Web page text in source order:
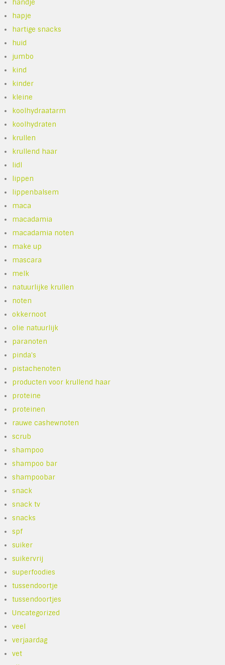
handje
hapje
hartige snacks
huid
jumbo
kind
kinder
kleine
koolhydraatarm
koolhydraten
krullen
krullend haar
lidl
lippen
lippenbalsem
maca
macadamia
macadamia noten
make up
mascara
melk
natuurlijke krullen
noten
okkernoot
olie natuurlijk
paranoten
pinda's
pistachenoten
producten voor krullend haar
proteine
proteinen
rauwe cashewnoten
scrub
shampoo
shampoo bar
shampoobar
snack
snack tv
snacks
spf
suiker
suikervrij
superfoodies
tussendoortje
tussendoortjes
Uncategorized
veel
verjaardag
vet